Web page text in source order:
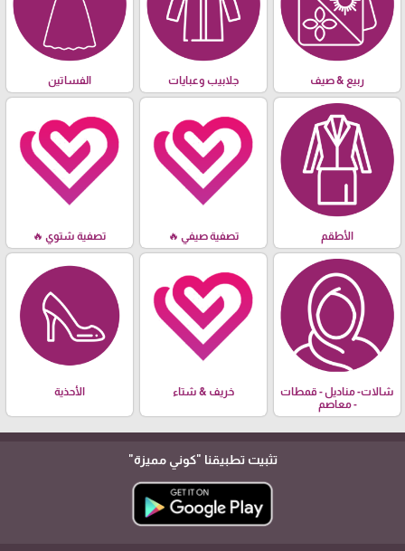
ربيع & صيف جلابيب وعبايات الفساتين
الأطقم تصفية صيفي 🔥 تصفية شتوي 🔥
شالات- مناديل - قمطات
- معاصم
خريف & شتاء الأحذية
تثبيت تطبيقنا "كوني مميزة"